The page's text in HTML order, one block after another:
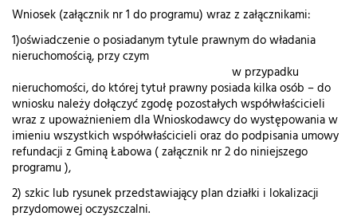
Wniosek (załącznik nr 1 do programu) wraz z załącznikami:
1)oświadczenie o posiadanym tytule prawnym do władania
nieruchomością, przy czym
w przypadku
nieruchomości, do której tytuł prawny posiada kilka osób – do
wniosku należy dołączyć zgodę pozostałych współwłaścicieli
wraz z upoważnieniem dla Wnioskodawcy do występowania w
imieniu wszystkich współwłaścicieli oraz do podpisania umowy
refundacji z Gminą Łabowa ( załącznik nr 2 do niniejszego
programu ),
2) szkic lub rysunek przedstawiający plan działki i lokalizacji
przydomowej oczyszczalni.